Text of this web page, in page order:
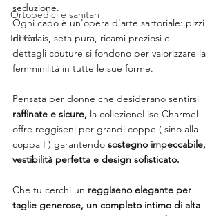
Ortopedici e sanitari
Intimo
seduzione.
Ogni capo è un'opera d'arte sartoriale: pizzi
di Calais, seta pura, ricami preziosi e
dettagli couture si fondono per valorizzare la
femminilità in tutte le sue forme.
Pensata per donne che desiderano sentirsi
raffinate e sicure, la collezioneLise Charmel
offre reggiseni per grandi coppe ( sino alla
coppa F) garantendo sostegno impeccabile,
vestibilità perfetta e design sofisticato.
Che tu cerchi un reggiseno elegante per
taglie generose, un completo intimo di alta